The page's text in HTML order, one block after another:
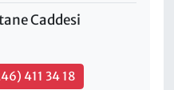
Caddesi
411 34 18